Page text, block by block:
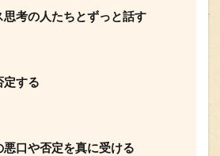
思考の人たちとずっと話す
定する
悪口や否定を真に受ける